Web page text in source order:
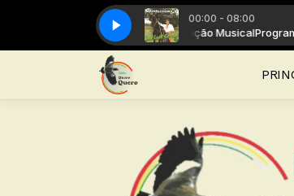
00:00 - 08:00
Musical com Programação MusicalProgramação
joão luiz correa - meu canto joão luiz correa -